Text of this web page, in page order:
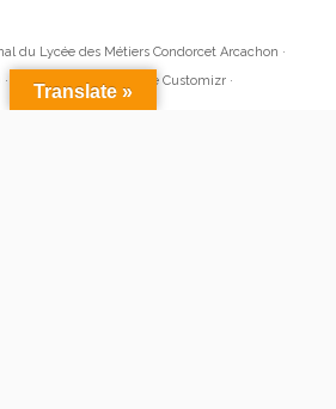
du Lycée des Métiers Condorcet Arcachon ·
· Réalisé avec the Thème Customizr ·
Translate »